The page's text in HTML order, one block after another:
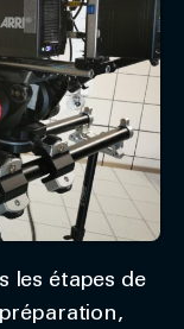
les étapes de